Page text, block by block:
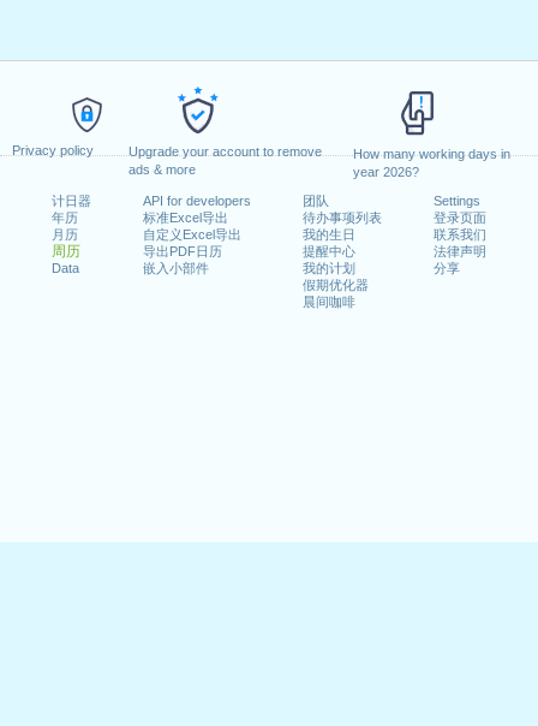
Privacy policy
Upgrade your account to remove
ads & more
How many working days in
year 2026?
计日器
年历
月历
周历
Data
API for developers
标准Excel导出
自定义Excel导出
导出PDF日历
嵌入小部件
团队
待办事项列表
我的生日
提醒中心
我的计划
假期优化器
晨间咖啡
Settings
登录页面
联系我们
法律声明
分享